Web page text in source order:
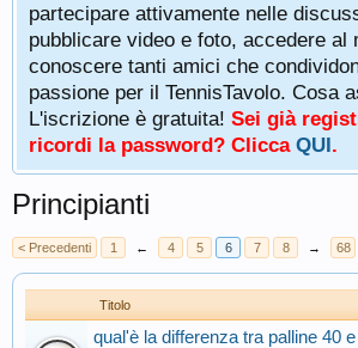
partecipare attivamente nelle
pubblicare video e foto, accedere al
conoscere tanti amici che
passione per il TennisTavolo. Cosa
L'iscrizione è gratuita! Sei già
ricordi la password? Clicca QUI.
Principianti
< Precedenti 1 ← 4 5 6 7 8 → 68
Titolo
qual'è la differenza tra palline 40